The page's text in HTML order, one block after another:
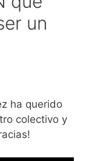
un
ha querido
colectivo y